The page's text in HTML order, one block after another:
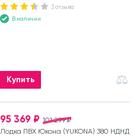
3 отзыва
В наличии
Купить
101 299 ₽
95 369 ₽
Лодка ПВХ Юкона (YUKONA) 380 НДНД